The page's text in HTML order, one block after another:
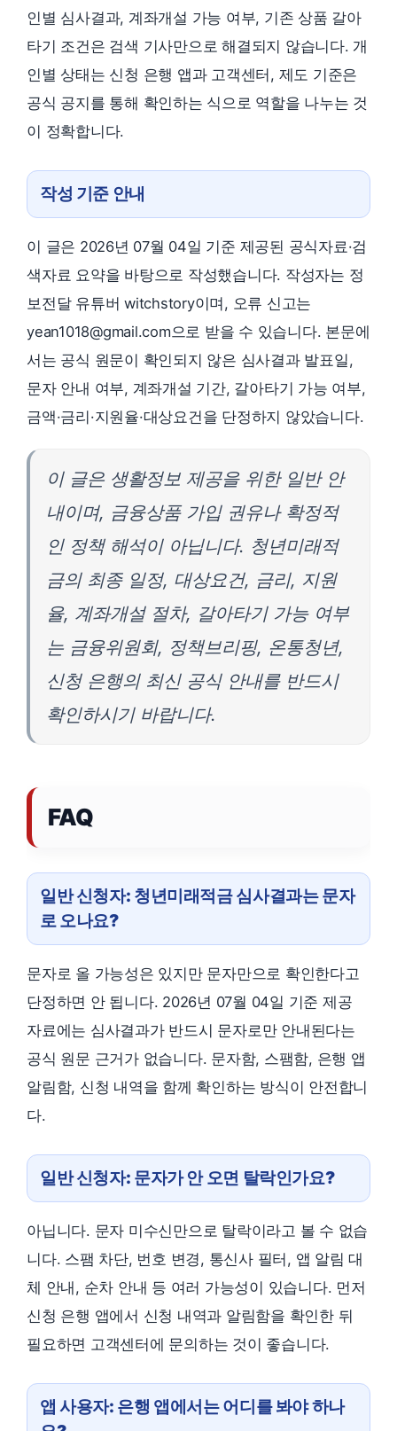
인별 심사결과, 계좌개설 가능 여부, 기존 상품 갈아
타기 조건은 검색 기사만으로 해결되지 않습니다. 개
인별 상태는 신청 은행 앱과 고객센터, 제도 기준은
공식 공지를 통해 확인하는 식으로 역할을 나누는 것
이 정확합니다.
작성 기준 안내
이 글은 2026년 07월 04일 기준 제공된 공식자료·검
색자료 요약을 바탕으로 작성했습니다. 작성자는 정
보전달 유튜버 witchstory이며, 오류 신고는
yean1018@gmail.com으로 받을 수 있습니다. 본문에
서는 공식 원문이 확인되지 않은 심사결과 발표일,
문자 안내 여부, 계좌개설 기간, 갈아타기 가능 여부,
금액·금리·지원율·대상요건을 단정하지 않았습니다.
이 글은 생활정보 제공을 위한 일반 안
내이며, 금융상품 가입 권유나 확정적
인 정책 해석이 아닙니다. 청년미래적
금의 최종 일정, 대상요건, 금리, 지원
율, 계좌개설 절차, 갈아타기 가능 여부
는 금융위원회, 정책브리핑, 온통청년,
신청 은행의 최신 공식 안내를 반드시
확인하시기 바랍니다.
FAQ
일반 신청자: 청년미래적금 심사결과는 문자
로 오나요?
문자로 올 가능성은 있지만 문자만으로 확인한다고
단정하면 안 됩니다. 2026년 07월 04일 기준 제공
자료에는 심사결과가 반드시 문자로만 안내된다는
공식 원문 근거가 없습니다. 문자함, 스팸함, 은행 앱
알림함, 신청 내역을 함께 확인하는 방식이 안전합니
다.
일반 신청자: 문자가 안 오면 탈락인가요?
아닙니다. 문자 미수신만으로 탈락이라고 볼 수 없습
니다. 스팸 차단, 번호 변경, 통신사 필터, 앱 알림 대
체 안내, 순차 안내 등 여러 가능성이 있습니다. 먼저
신청 은행 앱에서 신청 내역과 알림함을 확인한 뒤
필요하면 고객센터에 문의하는 것이 좋습니다.
앱 사용자: 은행 앱에서는 어디를 봐야 하나